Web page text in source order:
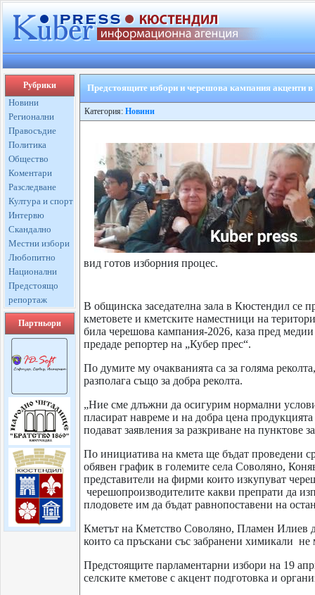
Рубрики
Новини
Регионални
Правосъдие
Политика
Общество
Коментари
Разследване
Култура и спорт
Интервю
Скандално
Местни избори
Любопитно
Национални
Предстоящо
репортаж
Партньори
Предстоящите избори и черешова кампания акценти
Категория: Новини
вид готов изборния процес.
В общинска заседателна зала в Кюстендил се
кметовете и кметските наместници на
била черешова кампания-2026, каза пред
предаде репортер на „Кубер прес“.
По думите му очакванията са за голяма
разполага също за добра реколта.
„Ние сме длъжни да осигурим нормални
пласират навреме и на добра цена
подават заявления за разкриване на пунктове
По инициатива на кмета ще бъдат проведени
обявен график в големите села Соволяно,
представители на фирми които изкупуват
черешопроизводителите какви препрати да
плодовете им да бъдат равнопоставени на
Кметът на Кметство Соволяно, Пламен Илиев
които са пръскани със забранени химикали не
Предстоящите парламентарни избори на 19
селските кметове с акцент подготовка и